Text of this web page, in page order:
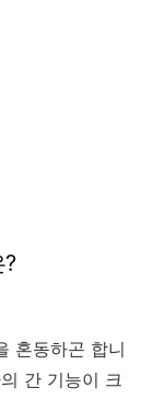
혼동하곤 합니
간 기능이 크